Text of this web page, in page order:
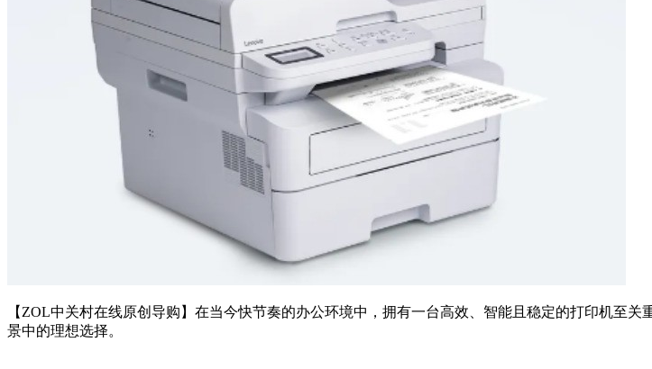
【ZOL中关村在线原创导购】在当今快节奏的办公环境中，拥有一台高效、智能且稳定的打印机至
景中的理想选择。